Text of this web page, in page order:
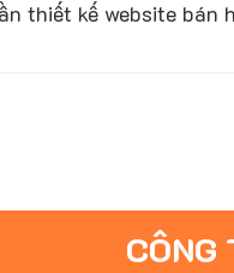
thiết kế website bán